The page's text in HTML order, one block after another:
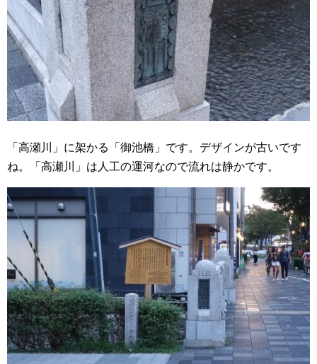
「高瀬川」に架かる「御池橋」です。デザインが古いです
ね。「高瀬川」は人工の運河なので流れは静かです。